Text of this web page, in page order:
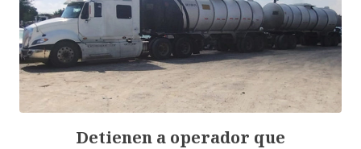
Detienen a operador que